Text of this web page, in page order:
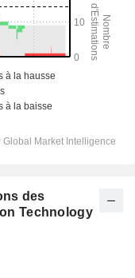
des
Technology